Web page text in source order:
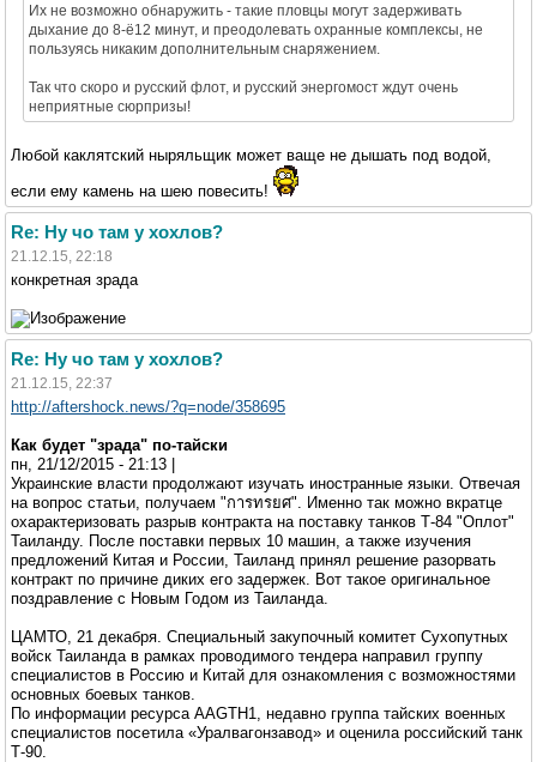
Их не возможно обнаружить - такие пловцы могут задерживать
дыхание до 8-ё12 минут, и преодолевать охранные комплексы, не
пользуясь никаким дополнительным снаряжением.
Так что скоро и русский флот, и русский энергомост ждут очень
неприятные сюрпризы!
Любой каклятский ныряльщик может ваще не дышать под водой,
если ему камень на шею повесить!
Re: Ну чо там у хохлов?
21.12.15, 22:18
конкретная зрада
Re: Ну чо там у хохлов?
21.12.15, 22:37
http://aftershock.news/?q=node/358695
Как будет "зрада" по-тайски
пн, 21/12/2015 - 21:13 |
Украинские власти продолжают изучать иностранные языки. Отвечая
на вопрос статьи, получаем "การทรยศ". Именно так можно вкратце
охарактеризовать разрыв контракта на поставку танков Т-84 "Оплот"
Таиланду. После поставки первых 10 машин, а также изучения
предложений Китая и России, Таиланд принял решение разорвать
контракт по причине диких его задержек. Вот такое оригинальное
поздравление с Новым Годом из Таиланда.
ЦАМТО, 21 декабря. Специальный закупочный комитет Сухопутных
войск Таиланда в рамках проводимого тендера направил группу
специалистов в Россию и Китай для ознакомления с возможностями
основных боевых танков.
По информации ресурса AAGTH1, недавно группа тайских военных
специалистов посетила «Уралвагонзавод» и оценила российский танк
Т-90.